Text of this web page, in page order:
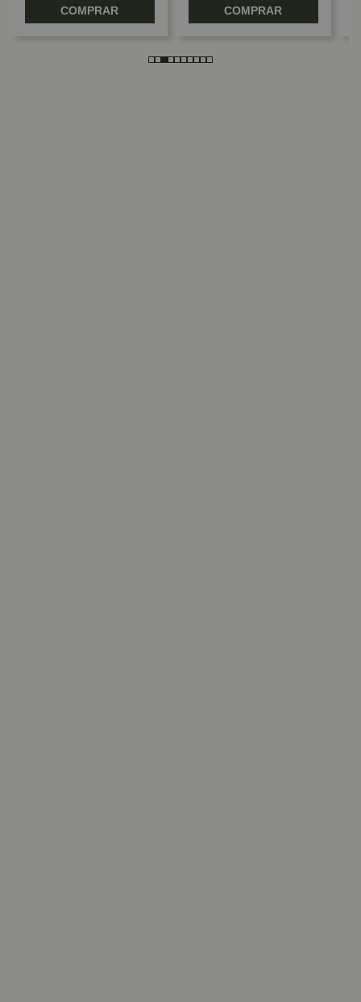
COMPRAR COMPRAR